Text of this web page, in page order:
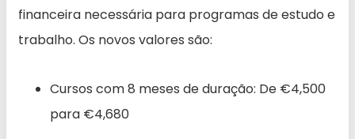
financeira necessária para programas de estudo e
trabalho. Os novos valores são:
Cursos com 8 meses de duração: De €4,500
para €4,680